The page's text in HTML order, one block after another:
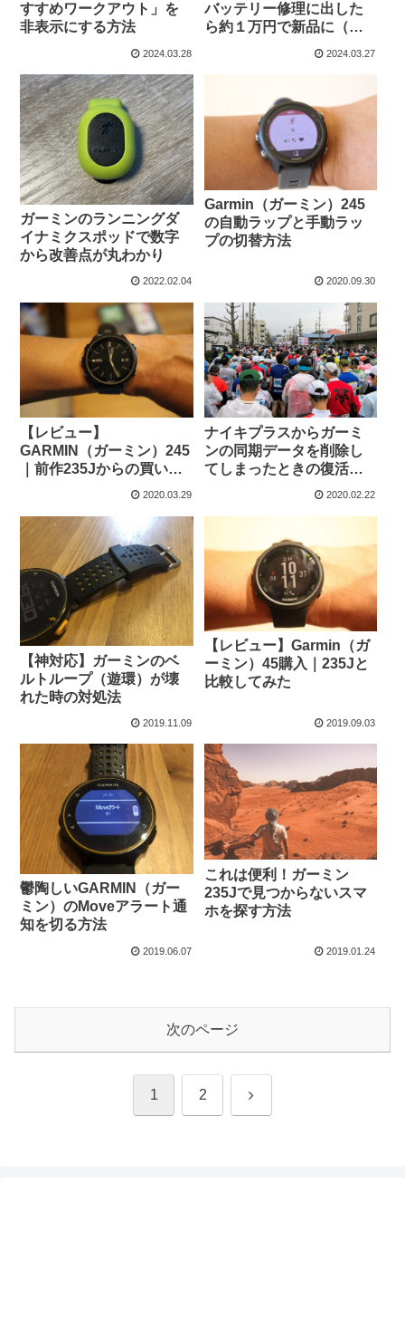
すすめワークアウト」を
非表示にする方法
2024.03.28
バッテリー修理に出した
ら約１万円で新品に（リ
2024.03.27
ガーミンのランニングダ
イナミクスポッドで数字
から改善点が丸わかり
2022.02.04
Garmin（ガーミン）245
の自動ラップと手動ラッ
プの切替方法
2020.09.30
【レビュー】
GARMIN（ガーミン）245
｜前作235Jからの買い替
2020.03.29
ナイキプラスからガーミ
ンの同期データを削除し
てしまったときの復活方
2020.02.22
【神対応】ガーミンのベ
ルトループ（遊環）が壊
れた時の対処法
2019.11.09
【レビュー】Garmin（ガ
ーミン）45購入｜235Jと
比較してみた
2019.09.03
鬱陶しいGARMIN（ガー
ミン）のMoveアラート通
知を切る方法
2019.06.07
これは便利！ガーミン
235Jで見つからないスマ
ホを探す方法
2019.01.24
次のページ
1 2 次